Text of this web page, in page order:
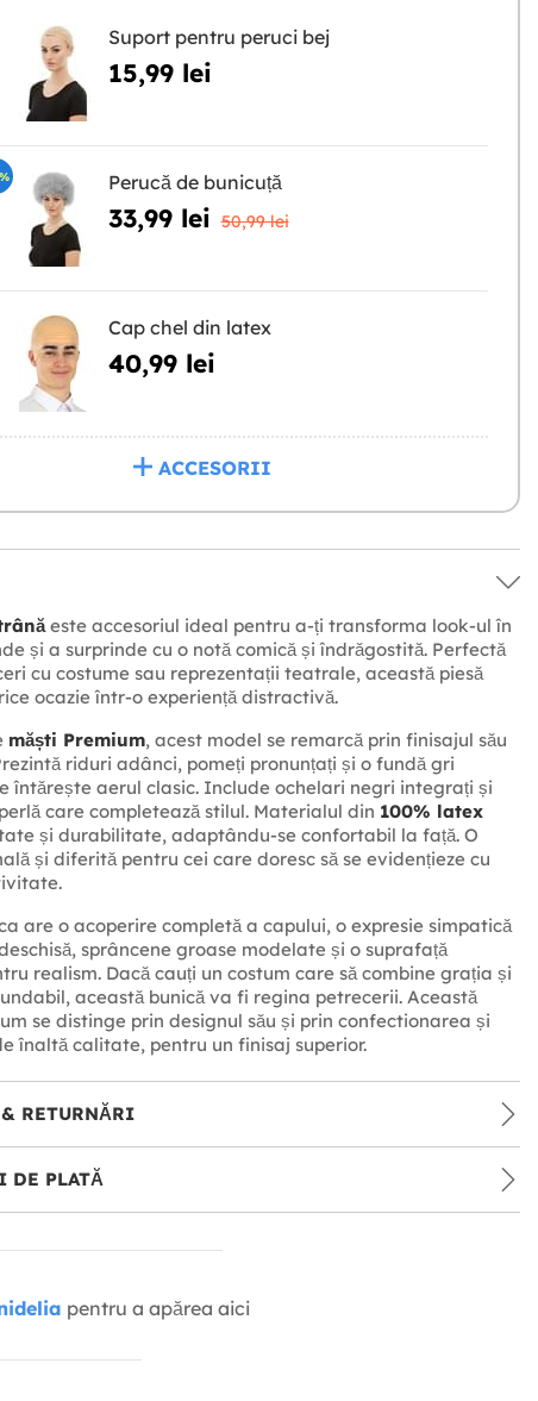
Suport pentru peruci bej
15,99 lei
Perucă de bunicuță
33,99 lei 50,99 lei
Cap chel din latex
40,99 lei
ACCESORII
este accesoriul ideal pentru a-ți transforma look-ul în
și a surprinde cu o notă comică și îndrăgostită. Perfectă
cu costume sau reprezentații teatrale, această piesă
ocazie într-o experiență distractivă.
măști Premium, acest model se remarcă prin finisajul său
riduri adânci, pomeți pronunțați și o fundă gri
întărește aerul clasic. Include ochelari negri integrați și
care completează stilul. Materialul din 100% latex
și durabilitate, adaptându-se confortabil la față. O
și diferită pentru cei care doresc să se evidențieze cu
are o acoperire completă a capului, o expresie simpatică
sprâncene groase modelate și o suprafață
realism. Dacă cauți un costum care să combine grația și
această bunică va fi regina petrecerii. Această
se distinge prin designul său și prin confectionarea și
înaltă calitate, pentru un finisaj superior.
RETURNĂRI
DE PLATĂ
pentru a apărea aici